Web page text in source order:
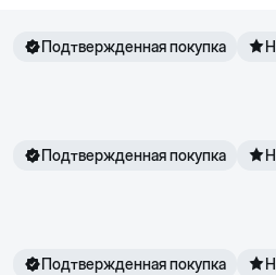
непосредственно на
Подтвержденная покупка
Подтвержденная покупка
Подтвержденная покупка